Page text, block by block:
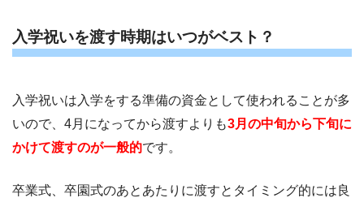
入学祝いを渡す時期はいつがベスト？
入学祝いは入学をする準備の資金として使われることが多
いので、4月になってから渡すよりも3月の中旬から下旬に
かけて渡すのが一般的です。
卒業式、卒園式のあとあたりに渡すとタイミング的には良